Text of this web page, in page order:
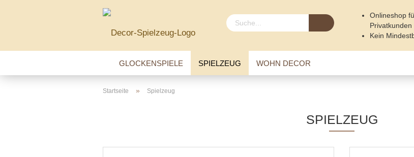
Onlineshop
Privatkunden
Kein
GLOCKENSPIELE SPIELZEUG WOHN DECOR
Startseite » Spielzeug
SPIELZEUG